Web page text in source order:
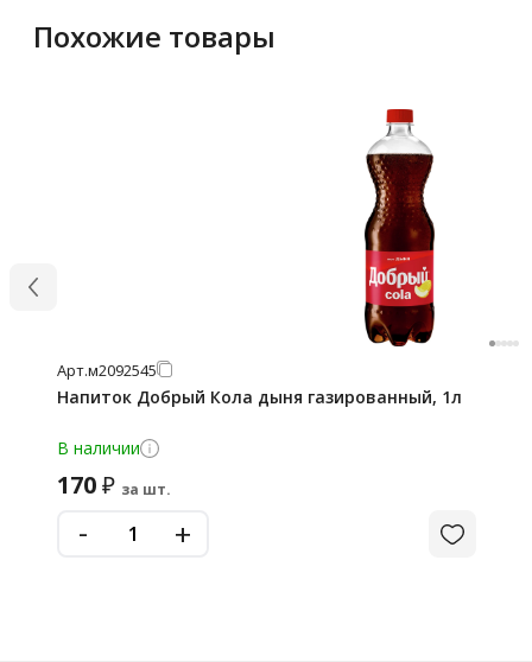
Похожие товары
Арт.м2092545
Напиток Добрый Кола дыня газированный, 1л
В наличии
170₽ за шт.
- +